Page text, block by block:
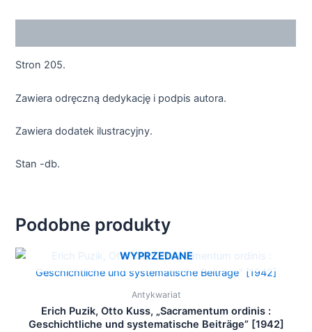
Stron 205.
Zawiera odręczną dedykację i podpis autora.
Zawiera dodatek ilustracyjny.
Stan -db.
Podobne produkty
WYPRZEDANE
Antykwariat
Erich Puzik, Otto Kuss, „Sacramentum ordinis :
Geschichtliche und systematische Beiträge” [1942]